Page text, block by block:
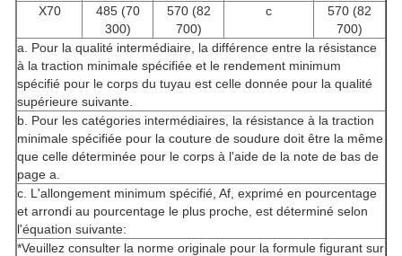
X70
485 (70
300)
570 (82
700)
c
570 (82
700)
a. Pour la qualité intermédiaire, la différence entre la résistance
à la traction minimale spécifiée et le rendement minimum
spécifié pour le corps du tuyau est celle donnée pour la qualité
supérieure suivante.
b. Pour les catégories intermédiaires, la résistance à la traction
minimale spécifiée pour la couture de soudure doit être la même
que celle déterminée pour le corps à l'aide de la note de bas de
page a.
c. L'allongement minimum spécifié, Af, exprimé en pourcentage
et arrondi au pourcentage le plus proche, est déterminé selon
l'équation suivante:
*Veuillez consulter la norme originale pour la formule figurant sur